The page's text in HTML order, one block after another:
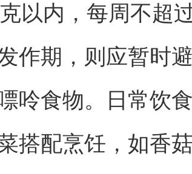
以内，每周不超
作期，则应暂时
呤食物。日常饮
搭配烹饪，如香菇